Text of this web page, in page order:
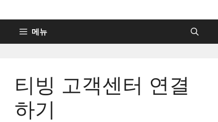
텐
로
메뉴
티빙 고객센터 연결
하기